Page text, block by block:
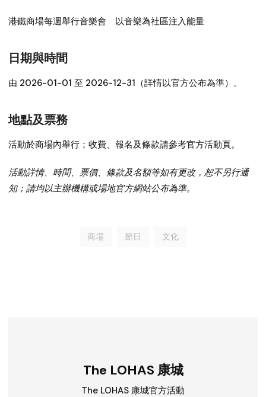
港鐵商場每週舉行音樂會 以音樂為社區注入能量
日期與時間
由 2026-01-01 至 2026-12-31（詳情以官方公布為準）。
地點及票務
活動於商場內舉行；收費、報名及條款請參考官方活動頁。
活動詳情、時間、票價、條款及名額等如有更改，恕不另行通
知；請均以主辦機構或場地官方網站公布為準。
商場 節日 文化
The LOHAS 康城
The LOHAS 康城官方活動